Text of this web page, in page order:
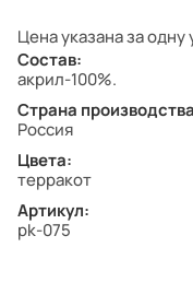
Цена указана за
Состав:
акрил-100%.
Страна
Россия
Цвета:
терракот
Артикул:
pk-075